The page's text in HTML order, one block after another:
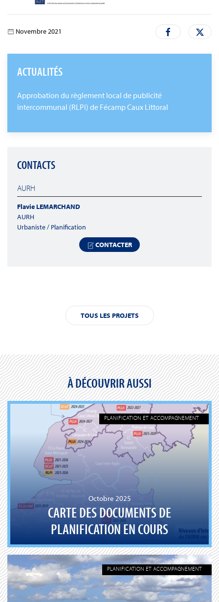
Novembre 2021
ACTUALITÉS
Approbation du règlement local de publicité
intercommunal (RLPi) de Fécamp Caux Littoral
CONTACTS
AURH
Flavie LEMARCHAND
AURH
Urbaniste / Planification
CONTACTER
TOUS LES PROJETS
À DÉCOUVRIR AUSSI
PLANIFICATION ET ACCOMPAGNEMENT
Octobre 2025
CARTE DES DOCUMENTS DE
PLANIFICATION EN COURS
PLANIFICATION ET ACCOMPAGNEMENT